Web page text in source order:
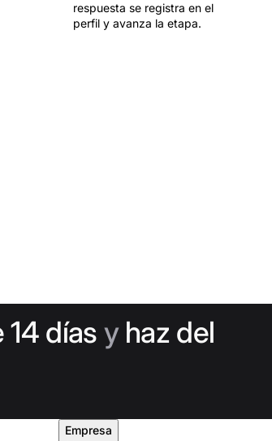
respuesta se registra en el
perfil y avanza la etapa.
días y haz del
Empresa